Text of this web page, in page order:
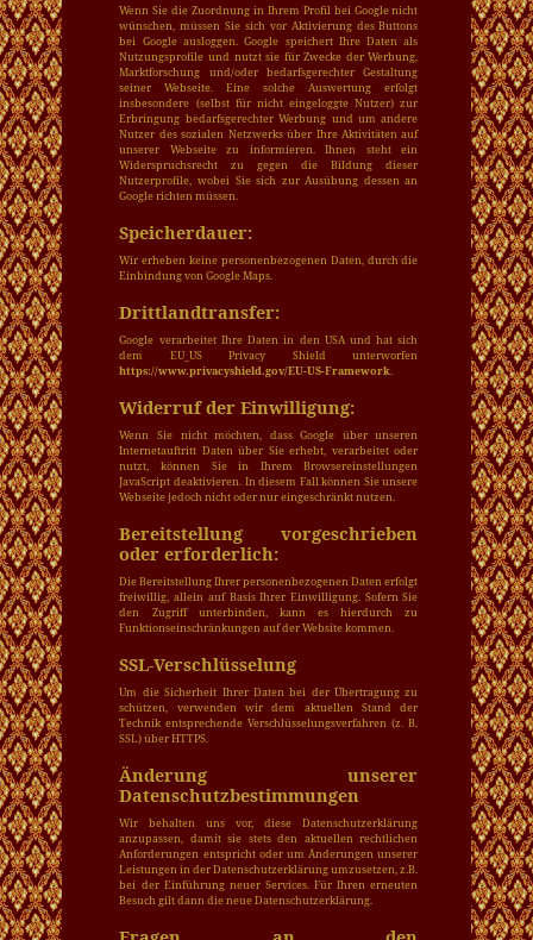
Wenn Sie die Zuordnung in Ihrem Profil bei Google nicht
wünschen, müssen Sie sich vor Aktivierung des Buttons
bei Google ausloggen. Google speichert Ihre Daten als
Nutzungsprofile und nutzt sie für Zwecke der Werbung,
Marktforschung und/oder bedarfsgerechter Gestaltung
seiner Webseite. Eine solche Auswertung erfolgt
insbesondere (selbst für nicht eingeloggte Nutzer) zur
Erbringung bedarfsgerechter Werbung und um andere
Nutzer des sozialen Netzwerks über Ihre Aktivitäten auf
unserer Webseite zu informieren. Ihnen steht ein
Widerspruchsrecht zu gegen die Bildung dieser
Nutzerprofile, wobei Sie sich zur Ausübung dessen an
Google richten müssen.
Speicherdauer:
Wir erheben keine personenbezogenen Daten, durch die
Einbindung von Google Maps.
Drittlandtransfer:
Google verarbeitet Ihre Daten in den USA und hat sich
dem EU_US Privacy Shield unterworfen
https://www.privacyshield.gov/EU-US-Framework.
Widerruf der Einwilligung:
Wenn Sie nicht möchten, dass Google über unseren
Internetauftritt Daten über Sie erhebt, verarbeitet oder
nutzt, können Sie in Ihrem Browsereinstellungen
JavaScript deaktivieren. In diesem Fall können Sie unsere
Webseite jedoch nicht oder nur eingeschränkt nutzen.
Bereitstellung vorgeschrieben
oder erforderlich:
Die Bereitstellung Ihrer personenbezogenen Daten erfolgt
freiwillig, allein auf Basis Ihrer Einwilligung. Sofern Sie
den Zugriff unterbinden, kann es hierdurch zu
Funktionseinschränkungen auf der Website kommen.
SSL-Verschlüsselung
Um die Sicherheit Ihrer Daten bei der Übertragung zu
schützen, verwenden wir dem aktuellen Stand der
Technik entsprechende Verschlüsselungsverfahren (z. B.
SSL) über HTTPS.
Änderung unserer
Datenschutzbestimmungen
Wir behalten uns vor, diese Datenschutzerklärung
anzupassen, damit sie stets den aktuellen rechtlichen
Anforderungen entspricht oder um Änderungen unserer
Leistungen in der Datenschutzerklärung umzusetzen, z.B.
bei der Einführung neuer Services. Für Ihren erneuten
Besuch gilt dann die neue Datenschutzerklärung.